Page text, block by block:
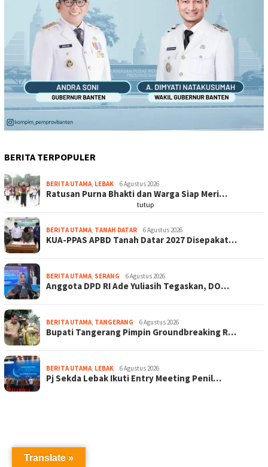
BERITA TERPOPULER
BERITA UTAMA, LEBAK 6 Agustus 2026
Ratusan Purna Bhakti dan Warga Siap Meri…
BERITA UTAMA, TANAH DATAR 6 Agustus 2026
KUA-PPAS APBD Tanah Datar 2027 Disepakat…
BERITA UTAMA, SERANG 6 Agustus 2026
Anggota DPD RI Ade Yuliasih Tegaskan, DO…
BERITA UTAMA, TANGERANG 6 Agustus 2026
Bupati Tangerang Pimpin Groundbreaking R…
BERITA UTAMA, LEBAK 6 Agustus 2026
Pj Sekda Lebak Ikuti Entry Meeting Penil…
tutup
Translate »